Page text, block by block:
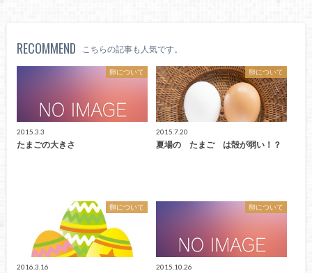
RECOMMEND こちらの記事も人気です。
卵について
2015.3.3
たまごの大きさ
卵について
2015.7.20
夏場の たまご は殻が弱い！？
卵について
2016.3.16
卵について
2015.10.26